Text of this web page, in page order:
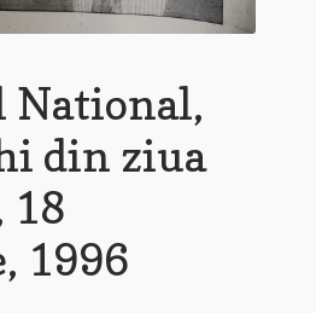
National,
din ziua
18
1996